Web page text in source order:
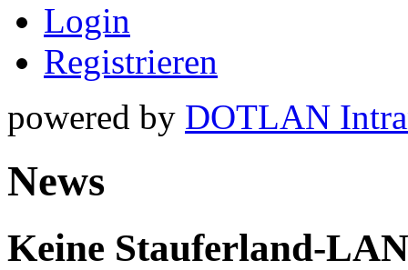
Login
Registrieren
powered by DOTLAN
News
Keine Stauferland-